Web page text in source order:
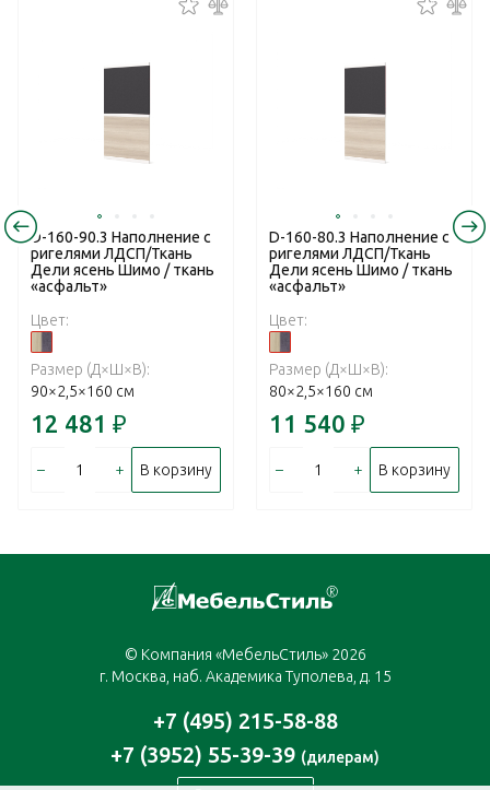
D-160-90.3 Наполнение с
ригелями ЛДСП/Ткань
Дели ясень Шимо / ткань
«асфальт»
Цвет:
Размер (Д×Ш×В):
90×2,5×160 см
12 481 ₽
– + В корзину
D-160-80.3 Наполнение с
ригелями ЛДСП/Ткань
Дели ясень Шимо / ткань
«асфальт»
Цвет:
Размер (Д×Ш×В):
80×2,5×160 см
11 540 ₽
– + В корзину
© Компания «МебельСтиль» 2026
г. Москва, наб. Академика Туполева, д. 15
+7 (495) 215-58-88
+7 (3952) 55-39-39 (дилерам)